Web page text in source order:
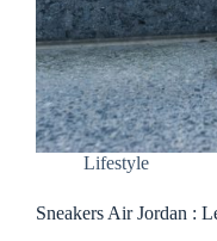
Lifestyle
Sneakers Air Jordan :